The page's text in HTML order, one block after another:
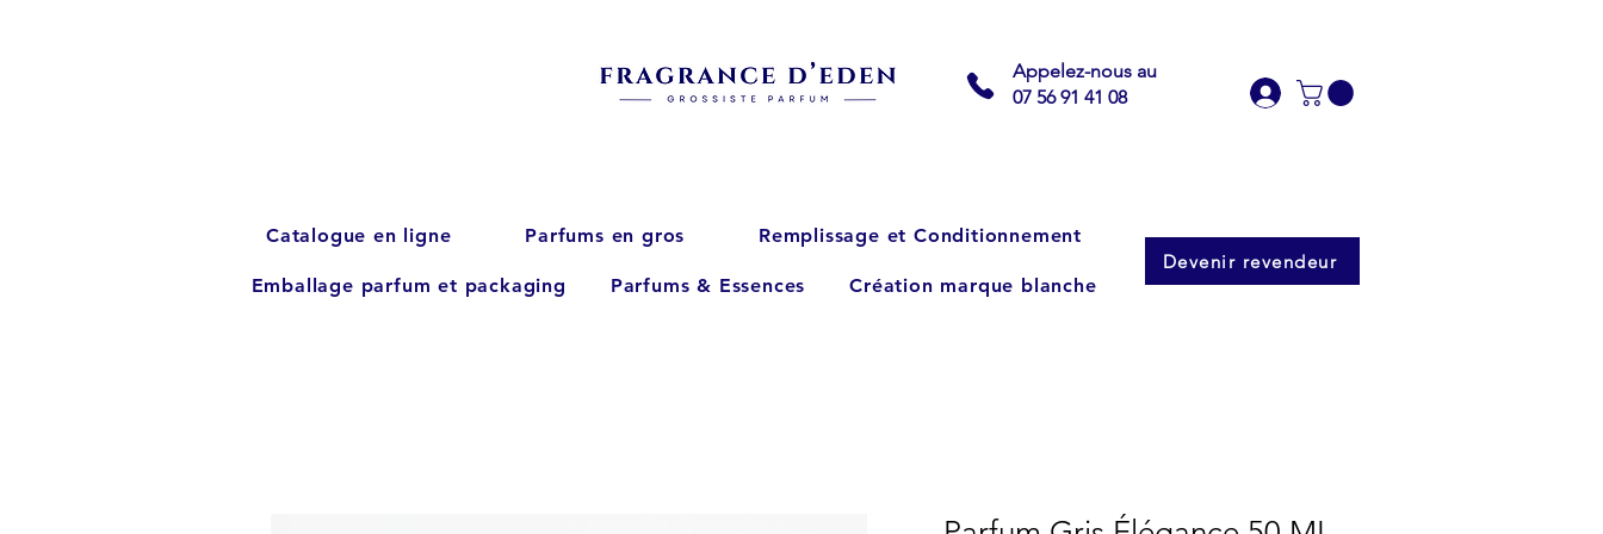
Appelez-nous au
07 56 91 41 08
Catalogue en ligne Parfums en gros Remplissage et Conditionnement
Emballage parfum et packaging Parfums & Essences Création marque blanche
Devenir revendeur